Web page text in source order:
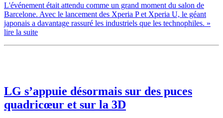
L'événement était attendu comme un grand moment du salon de
Barcelone. Avec le lancement des Xperia P et Xperia U, le géant
japonais a davantage rassuré les industriels que les technophiles. »
lire la suite
LG s’appuie désormais sur des puces
quadricœur et sur la 3D